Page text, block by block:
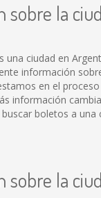
sobre la
una ciudad en
información
en el proceso
información
boletos a una
sobre la